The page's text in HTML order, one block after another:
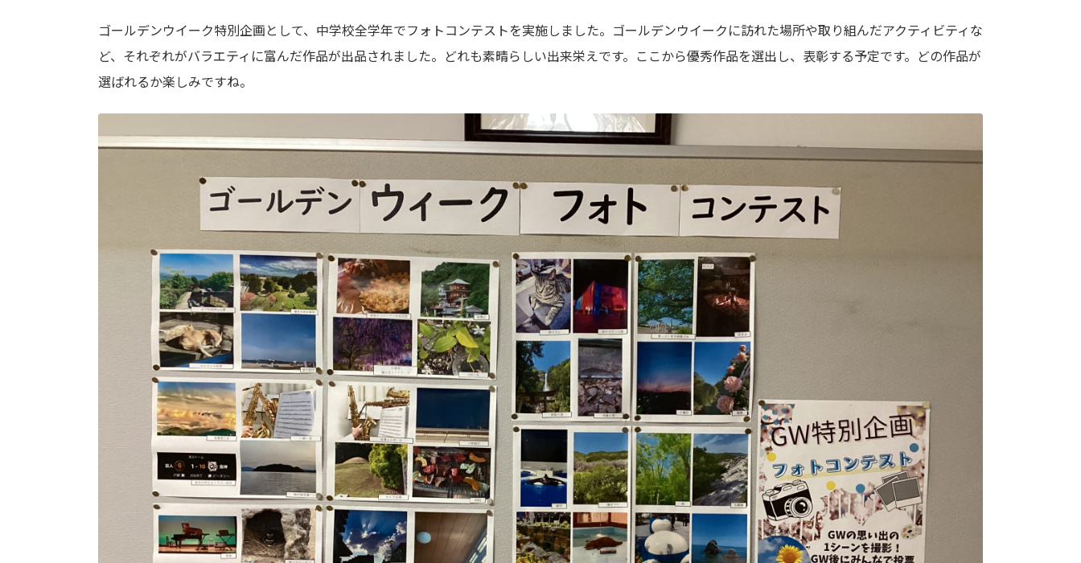
ゴールデンウイーク特別企画として、中学校全学年でフォトコンテストを実施しました。ゴールデンウイークに訪れた場所や取り組んだアクティビティな
ど、それぞれがバラエティに富んだ作品が出品されました。どれも素晴らしい出来栄えです。ここから優秀作品を選出し、表彰する予定です。どの作品が
選ばれるか楽しみですね。